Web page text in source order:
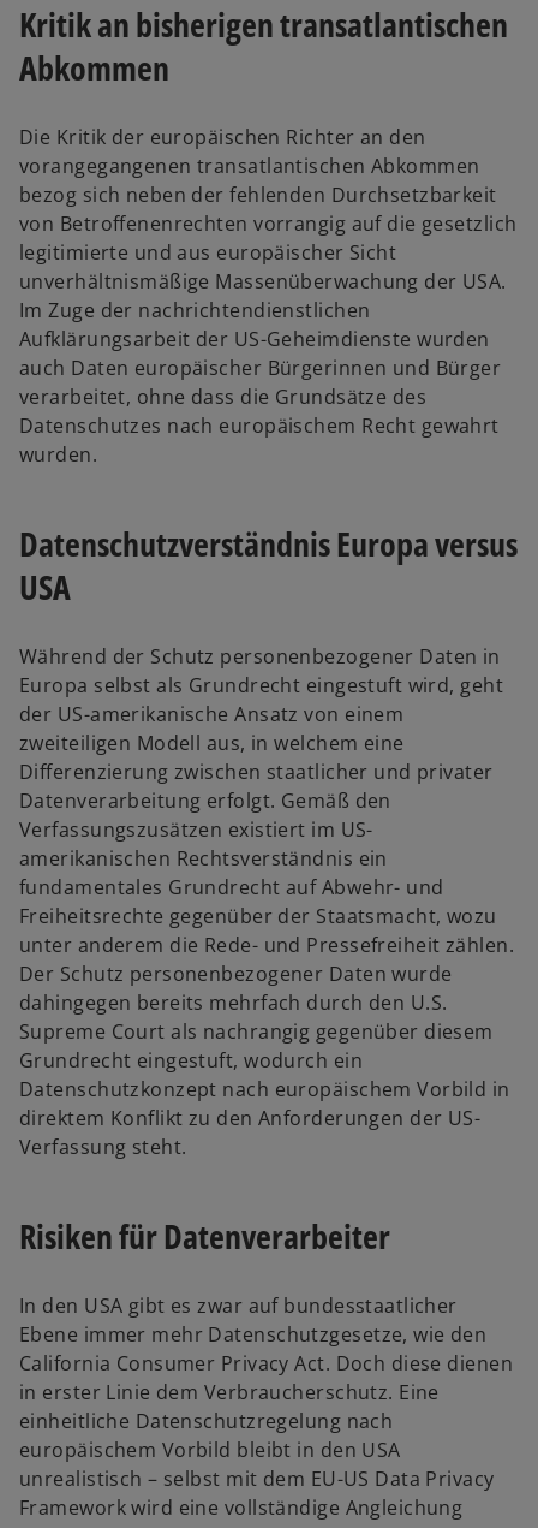
Kritik an bisherigen transatlantischen
Abkommen
Die Kritik der europäischen Richter an den
vorangegangenen transatlantischen Abkommen
bezog sich neben der fehlenden Durchsetzbarkeit
von Betroffenenrechten vorrangig auf die gesetzlich
legitimierte und aus europäischer Sicht
unverhältnismäßige Massenüberwachung der USA.
Im Zuge der nachrichtendienstlichen
Aufklärungsarbeit der US-Geheimdienste wurden
auch Daten europäischer Bürgerinnen und Bürger
verarbeitet, ohne dass die Grundsätze des
Datenschutzes nach europäischem Recht gewahrt
wurden.
Datenschutzverständnis Europa versus
USA
Während der Schutz personenbezogener Daten in
Europa selbst als Grundrecht eingestuft wird, geht
der US-amerikanische Ansatz von einem
zweiteiligen Modell aus, in welchem eine
Differenzierung zwischen staatlicher und privater
Datenverarbeitung erfolgt. Gemäß den
Verfassungszusätzen existiert im US-
amerikanischen Rechtsverständnis ein
fundamentales Grundrecht auf Abwehr- und
Freiheitsrechte gegenüber der Staatsmacht, wozu
unter anderem die Rede- und Pressefreiheit zählen.
Der Schutz personenbezogener Daten wurde
dahingegen bereits mehrfach durch den U.S.
Supreme Court als nachrangig gegenüber diesem
Grundrecht eingestuft, wodurch ein
Datenschutzkonzept nach europäischem Vorbild in
direktem Konflikt zu den Anforderungen der US-
Verfassung steht.
Risiken für Datenverarbeiter
In den USA gibt es zwar auf bundesstaatlicher
Ebene immer mehr Datenschutzgesetze, wie den
California Consumer Privacy Act. Doch diese dienen
in erster Linie dem Verbraucherschutz. Eine
einheitliche Datenschutzregelung nach
europäischem Vorbild bleibt in den USA
unrealistisch – selbst mit dem EU-US Data Privacy
Framework wird eine vollständige Angleichung